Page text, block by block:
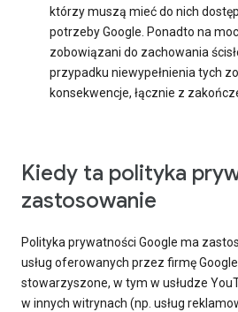
którzy muszą mieć do nich
potrzeby Google. Ponadto na
zobowiązani do zachowania
przypadku niewypełnienia tych
konsekwencje, łącznie z
Kiedy ta polityka
zastosowanie
Polityka prywatności Google ma
usług oferowanych przez firmę
stowarzyszone, w tym w usłudze
w innych witrynach (np. usług